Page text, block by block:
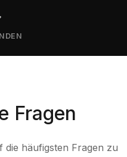
Fragen
häufigsten Fragen zu